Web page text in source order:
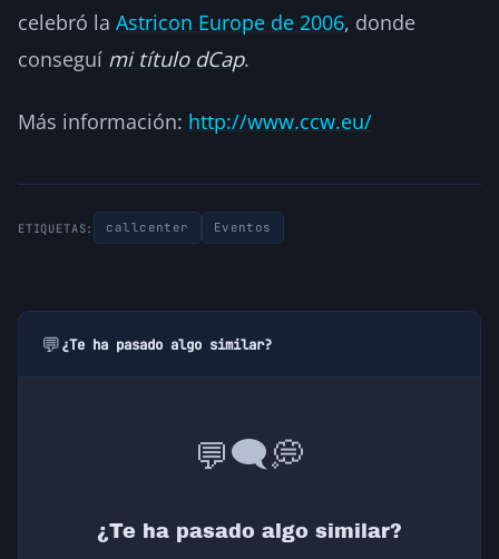
celebró la Astricon Europe de 2006, donde
conseguí mi título dCap.
Más información: http://www.ccw.eu/
ETIQUETAS: callcenter Eventos
💬¿Te ha pasado algo similar?
💬🗨️💭
¿Te ha pasado algo similar?